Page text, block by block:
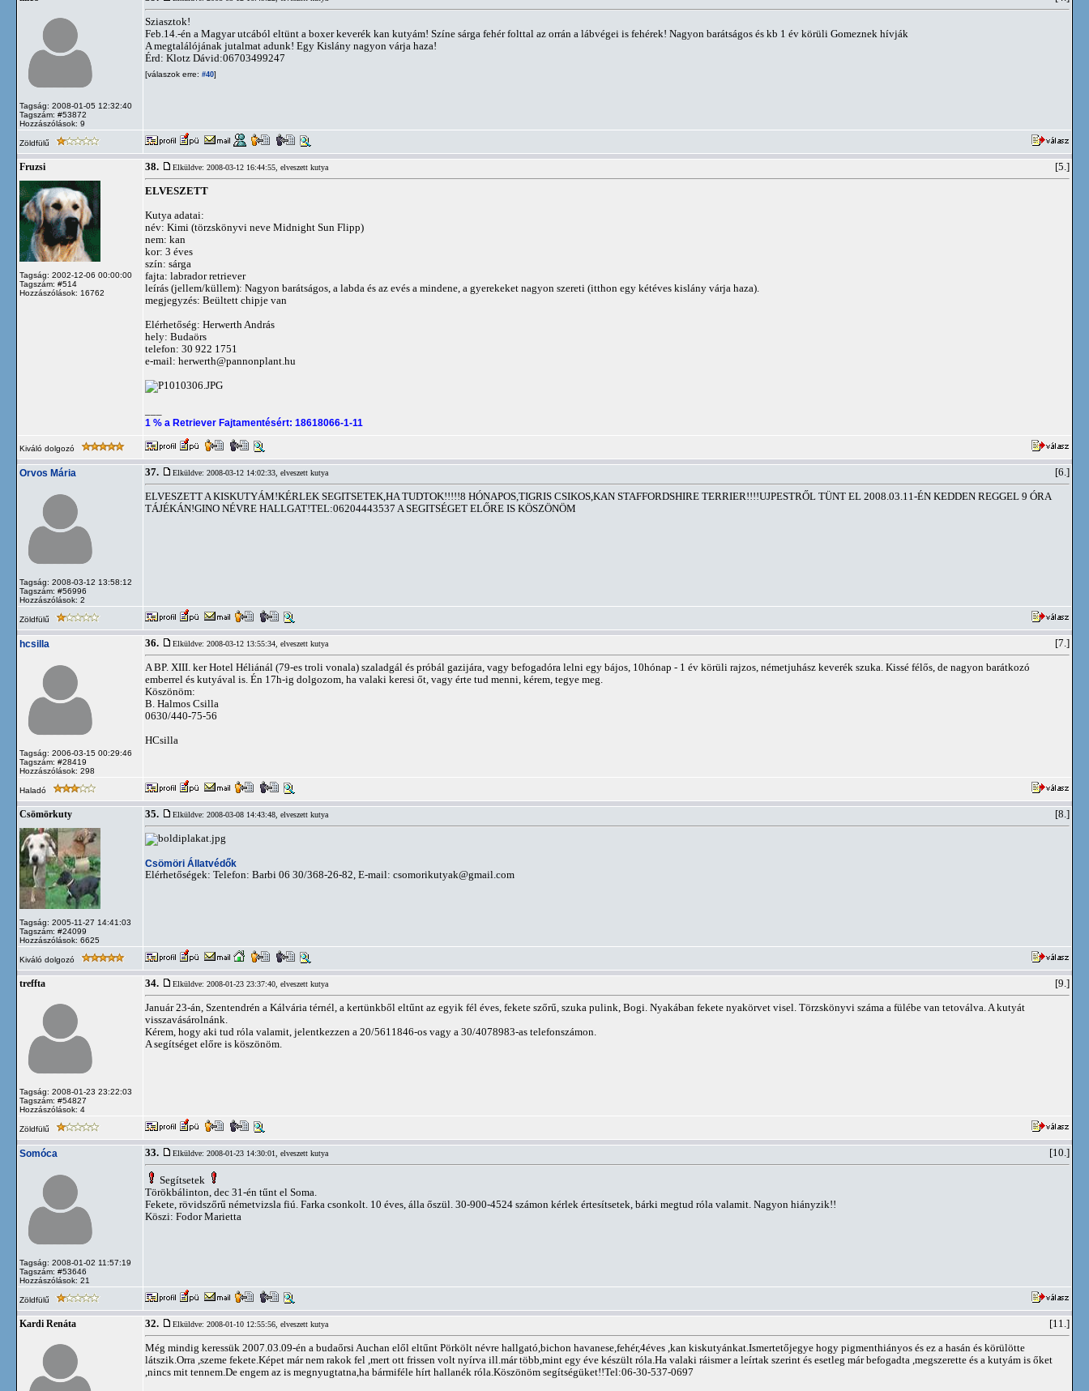
Tagság: 2008-01-05 12:32:40
Tagszám: #53872
Hozzászólások: 9
Sziasztok!
Feb.14.-én a Magyar utcából eltünt a boxer keverék kan kutyám! Színe sárga fehér folttal az orrán a lábvégei is fehérek! Nagyon barátságos és kb 1 év körüli Gomeznek hívják
A megtalálójának jutalmat adunk! Egy Kislány nagyon várja haza!
Érd: Klotz Dávid:06703499247
[válaszok erre: #40]
Zöldfülű
Fruzsi
Tagság: 2002-12-06 00:00:00
Tagszám: #514
Hozzászólások: 16762
38. Elküldve: 2008-03-12 16:44:55, elveszett kutya [5.]
ELVESZETT
Kutya adatai:
név: Kimi (törzskönyvi neve Midnight Sun Flipp)
nem: kan
kor: 3 éves
szín: sárga
fajta: labrador retriever
leírás (jellem/küllem): Nagyon barátságos, a labda és az evés a mindene, a gyerekeket nagyon szereti (itthon egy kétéves kislány várja haza).
megjegyzés: Beültett chipje van
Elérhetőség: Herwerth András
hely: Budaörs
telefon: 30 922 1751
e-mail: herwerth@pannonplant.hu
1 % a Retriever Fajtamentésért: 18618066-1-11
Kiváló dolgozó
Orvos Mária
Tagság: 2008-03-12 13:58:12
Tagszám: #56996
Hozzászólások: 2
37. Elküldve: 2008-03-12 14:02:33, elveszett kutya [6.]
ELVESZETT A KISKUTYÁM!KÉRLEK SEGITSETEK,HA TUDTOK!!!!!8 HÓNAPOS,TIGRIS CSIKOS,KAN STAFFORDSHIRE TERRIER!!!!UJPESTRŐL TÜNT EL 2008.03.11-ÉN KEDDEN REGGEL 9 ÓRA
TÁJÉKÁN!GINO NÉVRE HALLGAT!TEL:06204443537 A SEGITSÉGET ELŐRE IS KÖSZÖNÖM
Zöldfülű
hcsilla
Tagság: 2006-03-15 00:29:46
Tagszám: #28419
Hozzászólások: 298
36. Elküldve: 2008-03-12 13:55:34, elveszett kutya [7.]
A BP. XIII. ker Hotel Héliánál (79-es troli vonala) szaladgál és próbál gazijára, vagy befogadóra lelni egy bájos, 10hónap - 1 év körüli rajzos, németjuhász keverék szuka. Kissé félős, de nagyon barátkozó
emberrel és kutyával is. Én 17h-ig dolgozom, ha valaki keresi őt, vagy érte tud menni, kérem, tegye meg.
Köszönöm:
B. Halmos Csilla
0630/440-75-56
HCsilla
Haladó
Csömörkuty
Tagság: 2005-11-27 14:41:03
Tagszám: #24099
Hozzászólások: 6625
35. Elküldve: 2008-03-08 14:43:48, elveszett kutya [8.]
Csömöri Állatvédők
Elérhetőségek: Telefon: Barbi 06 30/368-26-82, E-mail: csomorikutyak@gmail.com
Kiváló dolgozó
treffta
Tagság: 2008-01-23 23:22:03
Tagszám: #54827
Hozzászólások: 4
34. Elküldve: 2008-01-23 23:37:40, elveszett kutya [9.]
Január 23-án, Szentendrén a Kálvária térnél, a kertünkből eltűnt az egyik fél éves, fekete szőrű, szuka pulink, Bogi. Nyakában fekete nyakörvet visel. Törzskönyvi száma a fülébe van tetoválva. A kutyát
visszavásárolnánk.
Kérem, hogy aki tud róla valamit, jelentkezzen a 20/5611846-os vagy a 30/4078983-as telefonszámon.
A segítséget előre is köszönöm.
Zöldfülű
Somóca
Tagság: 2008-01-02 11:57:19
Tagszám: #53646
Hozzászólások: 21
33. Elküldve: 2008-01-23 14:30:01, elveszett kutya [10.]
Segítsetek
Törökbálinton, dec 31-én tűnt el Soma.
Fekete, rövidszőrű németvizsla fiú. Farka csonkolt. 10 éves, álla őszül. 30-900-4524 számon kérlek értesítsetek, bárki megtud róla valamit. Nagyon hiányzik!!
Köszi: Fodor Marietta
Zöldfülű
Kardi Renáta 32. Elküldve: 2008-01-10 12:55:56, elveszett kutya [11.]
Még mindig keressük 2007.03.09-én a budaőrsi Auchan elől eltűnt Pörkölt névre hallgató,bichon havanese,fehér,4éves ,kan kiskutyánkat.Ismertetőjegye hogy pigmenthiányos és ez a hasán és körülötte
látszik.Orra ,szeme fekete.Képet már nem rakok fel ,mert ott frissen volt nyírva ill.már több,mint egy éve készült róla.Ha valaki ráismer a leírtak szerint és esetleg már befogadta ,megszerette és a kutyám is őket
,nincs mit tennem.De engem az is megnyugtatna,ha bármiféle hírt hallanék róla.Köszönöm segítségüket!!Tel:06-30-537-0697